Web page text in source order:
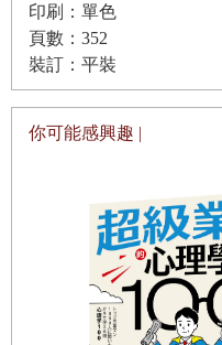
第 18
第19 章 人工草皮
第20章 乘風破浪
高等教育
數學和你想的不一
社群新世界
真真假假
去二十九年間（本書英文
一版，資料片更是沒算進去
若要想像自一九九一年以
國》，該怎麼說呢，實在
腦力去想。再說，如果要
我這一生製作過的其他所
例如：《大海盜！》（
Tycoon）等本身就相當受
的《C．P．U．巴哈》（
場》（SimGolf）等遺珠
印刷：單色
頁數：352
裝訂：平裝
你可能感興趣 |